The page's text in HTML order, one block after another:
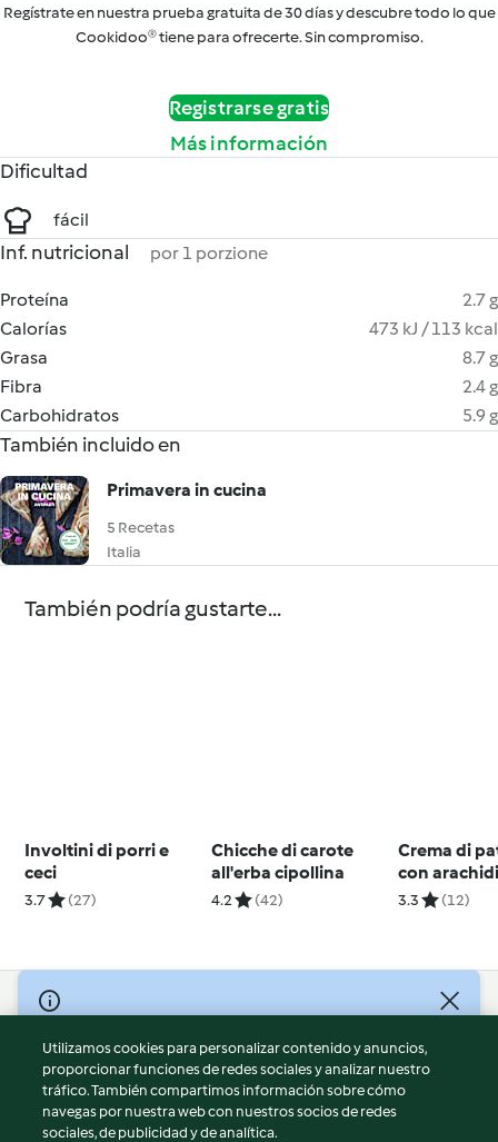
Regístrate en nuestra prueba gratuita de 30 días y descubre todo lo que
Cookidoo® tiene para ofrecerte. Sin compromiso.
Registrarse gratis
Más información
Dificultad
fácil
Inf. nutricional por 1 porzione
Proteína
2.7 g
Calorías
473 kJ / 113 kcal
Grasa
8.7 g
Fibra
2.4 g
Carbohidratos
5.9 g
También incluido en
Primavera in cucina
5 Recetas
Italia
También podría gustarte...
Involtini di porri e
ceci
3.7 (27)
Chicche di carote
all'erba cipollina
4.2 (42)
Crema di
con
coriandolo
3.3 (12)
© Copyright 2026
Términos de uso
Política de privacidad
Aviso legal
Utilizamos cookies para personalizar contenido y anuncios,
proporcionar funciones de redes sociales y analizar nuestro
tráfico. También compartimos información sobre cómo
navegas por nuestra web con nuestros socios de redes
sociales, de publicidad y de analítica.